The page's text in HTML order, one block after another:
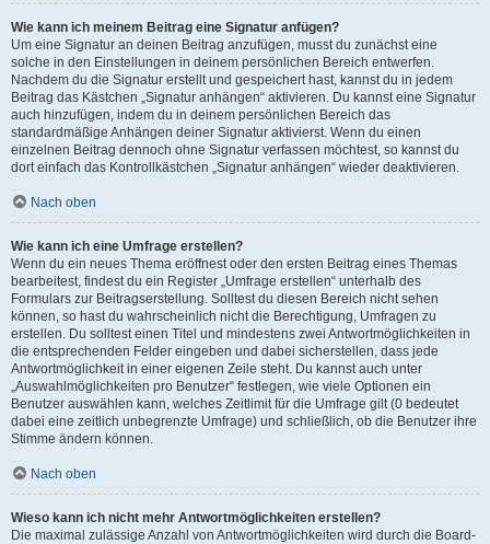
Wie kann ich meinem Beitrag eine Signatur anfügen?
Um eine Signatur an deinen Beitrag anzufügen, musst du zunächst eine
solche in den Einstellungen in deinem persönlichen Bereich entwerfen.
Nachdem du die Signatur erstellt und gespeichert hast, kannst du in jedem
Beitrag das Kästchen „Signatur anhängen“ aktivieren. Du kannst eine Signatur
auch hinzufügen, indem du in deinem persönlichen Bereich das
standardmäßige Anhängen deiner Signatur aktivierst. Wenn du einen
einzelnen Beitrag dennoch ohne Signatur verfassen möchtest, so kannst du
dort einfach das Kontrollkästchen „Signatur anhängen“ wieder deaktivieren.
Nach oben
Wie kann ich eine Umfrage erstellen?
Wenn du ein neues Thema eröffnest oder den ersten Beitrag eines Themas
bearbeitest, findest du ein Register „Umfrage erstellen“ unterhalb des
Formulars zur Beitragserstellung. Solltest du diesen Bereich nicht sehen
können, so hast du wahrscheinlich nicht die Berechtigung, Umfragen zu
erstellen. Du solltest einen Titel und mindestens zwei Antwortmöglichkeiten in
die entsprechenden Felder eingeben und dabei sicherstellen, dass jede
Antwortmöglichkeit in einer eigenen Zeile steht. Du kannst auch unter
„Auswahlmöglichkeiten pro Benutzer“ festlegen, wie viele Optionen ein
Benutzer auswählen kann, welches Zeitlimit für die Umfrage gilt (0 bedeutet
dabei eine zeitlich unbegrenzte Umfrage) und schließlich, ob die Benutzer ihre
Stimme ändern können.
Nach oben
Wieso kann ich nicht mehr Antwortmöglichkeiten erstellen?
Die maximal zulässige Anzahl von Antwortmöglichkeiten wird durch die Board-